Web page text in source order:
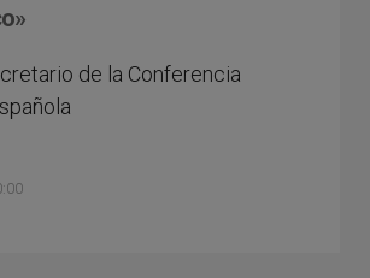
de la Conferencia